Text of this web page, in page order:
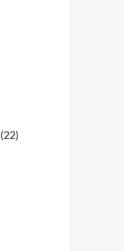
(22)